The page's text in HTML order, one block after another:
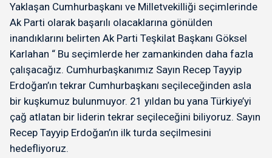
Yaklaşan Cumhurbaşkanı ve Milletvekilliği seçimlerinde
Ak Parti olarak başarılı olacaklarına gönülden
inandıklarını belirten Ak Parti Teşkilat Başkanı Göksel
Karlahan “ Bu seçimlerde her zamankinden daha fazla
çalışacağız. Cumhurbaşkanımız Sayın Recep Tayyip
Erdoğan’ın tekrar Cumhurbaşkanı seçileceğinden asla
bir kuşkumuz bulunmuyor. 21 yıldan bu yana Türkiye’yi
çağ atlatan bir liderin tekrar seçileceğini biliyoruz. Sayın
Recep Tayyip Erdoğan’ın ilk turda seçilmesini
hedefliyoruz.